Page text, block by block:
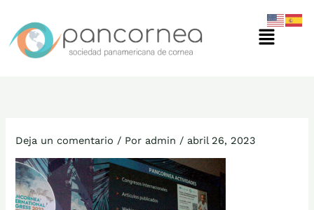
contenido
Menú
Deja un comentario / Por admin / abril 26, 2023